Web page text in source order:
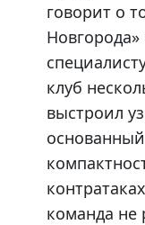
говорит о
клуб
выстроил
команда не